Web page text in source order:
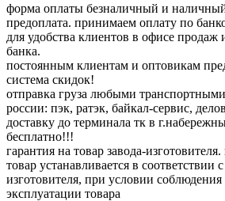
форма оплаты безналичный и
предоплата. принимаем оплату по
для удобства клиентов в офисе продаж
банка.
постоянным клиентам и оптовикам
система скидок!
отправка груза любыми
россии: пэк, ратэк, байкал-сервис,
доставку до терминала тк в
бесплатно!!!
гарантия на товар завода-
товар устанавливается в соответствии
изготовителя, при условии
эксплуатации товара